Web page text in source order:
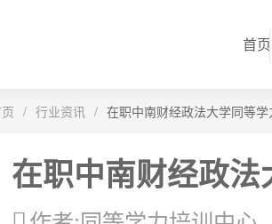
首页
/ 行业资讯 / 在职中南财经政法大学同等
在职中南财经政